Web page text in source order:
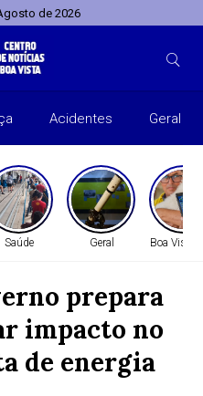
de 2026
Acidentes Geral
Saúde Geral Boa Vista -
prepara
impacto no
de energia